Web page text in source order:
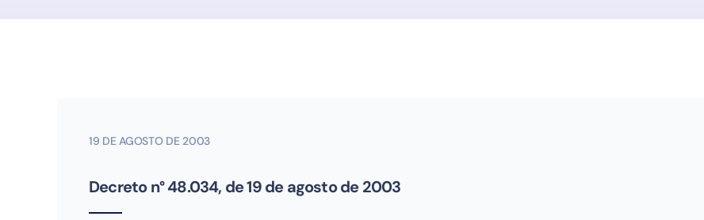
19 DE AGOSTO DE 2003
Decreto n° 48.034, de 19 de agosto de 2003